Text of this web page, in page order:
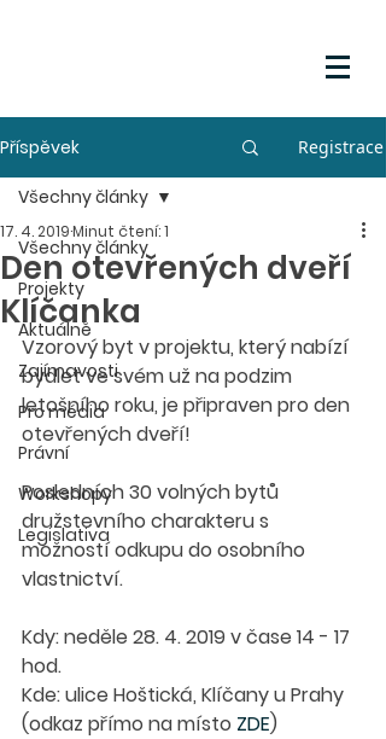
Příspěvek Registrace
Všechny články
Projekty
Aktuálně
Zajímavosti
Pro média
Právní
Workshopy
Legislativa
Všechny články
Den otevřených dveří
Klíčanka
17. 4. 2019Minut čtení: 1
Vzorový byt v projektu, který nabízí
bydlet ve svém už na podzim
letošního roku, je připraven pro den
otevřených dveří!
Posledních 30 volných bytů
družstevního charakteru s
možností odkupu do osobního
vlastnictví.
Kdy: neděle 28. 4. 2019 v čase 14 - 17
hod.
Kde: ulice Hoštická, Klíčany u Prahy
(odkaz přímo na místo ZDE)